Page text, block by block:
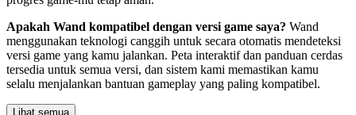
Apakah Wand kompatibel dengan versi game saya? Wand
menggunakan teknologi canggih untuk secara otomatis mendeteksi
versi game yang kamu jalankan. Peta interaktif dan panduan cerdas
tersedia untuk semua versi, dan sistem kami memastikan kamu
selalu menjalankan bantuan gameplay yang paling kompatibel.
Lihat semua